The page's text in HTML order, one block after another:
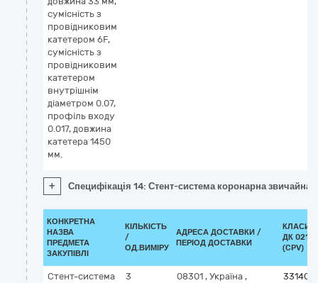
сумісність з
провідниковим
катетером 6F,
сумісність з
провідниковим
катетером
внутрішнім
діаметром 0.07,
профіль входу
0.017, довжина
катетера 1450
мм.
+ Специфікація 14: Стент-система коронарна
КОНКРЕТНА
НАЗВА
ПРЕДМЕТА
ЗАКУПІВЛІ
КІЛЬКІСТЬ
/
ОД.ВИМІРУ
АДРЕСА ДОСТАВКИ /
ПЕРІОД ДОСТАВКИ
ДК
(CPV)
Стент-система
3
08301 , Україна ,